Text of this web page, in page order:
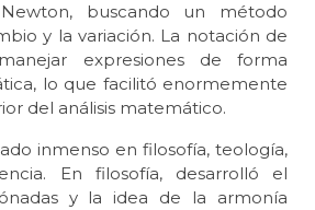
buscando un método
y la variación. La notación de
expresiones de forma
lo que facilitó enormemente
del análisis matemático.
inmenso en filosofía, teología,
En filosofía, desarrolló el
y la idea de la armonía